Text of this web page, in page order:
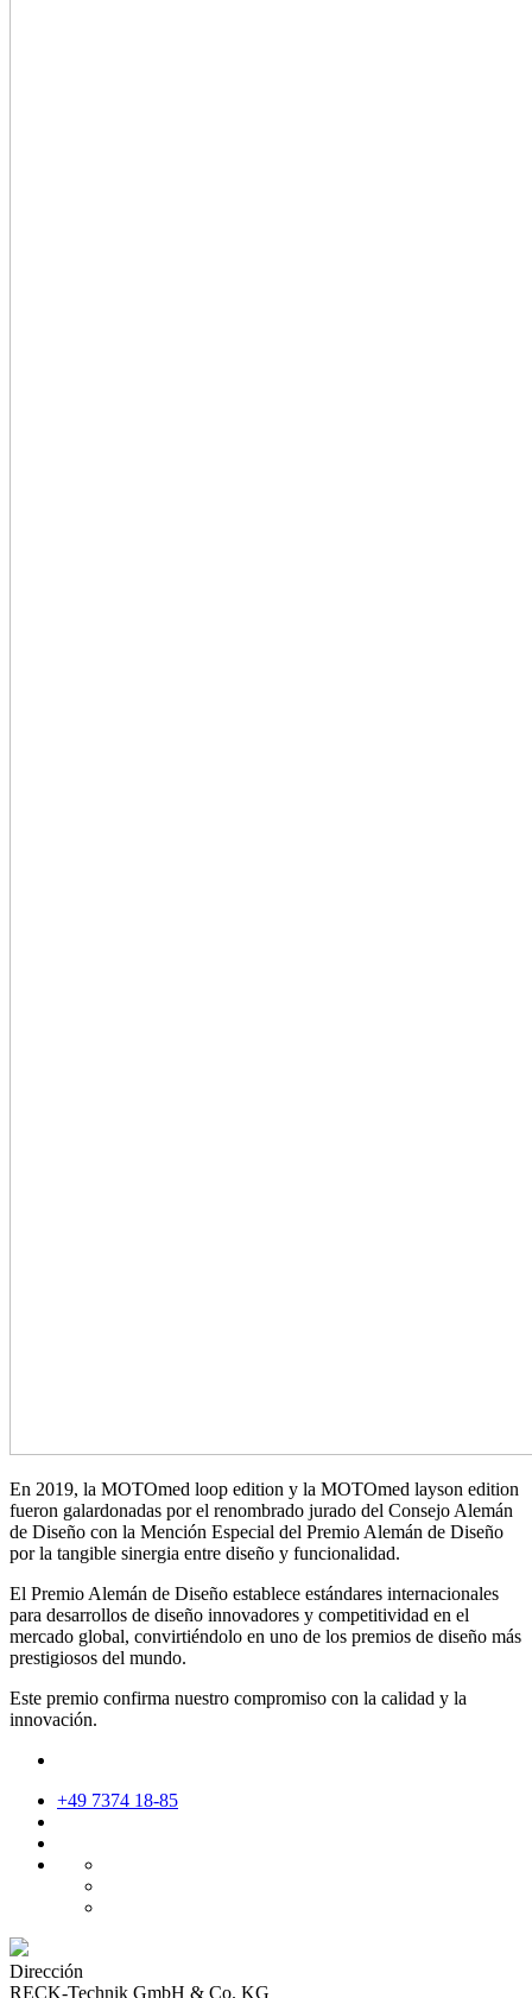
En 2019, la MOTOmed loop edition y la MOTOmed layson edition
fueron galardonadas por el renombrado jurado del Consejo Alemán
de Diseño con la Mención Especial del Premio Alemán de Diseño
por la tangible sinergia entre diseño y funcionalidad.
El Premio Alemán de Diseño establece estándares internacionales
para desarrollos de diseño innovadores y competitividad en el
mercado global, convirtiéndolo en uno de los premios de diseño más
prestigiosos del mundo.
Este premio confirma nuestro compromiso con la calidad y la
innovación.
+49 7374 18-85
Dirección
RECK-Technik GmbH & Co. KG